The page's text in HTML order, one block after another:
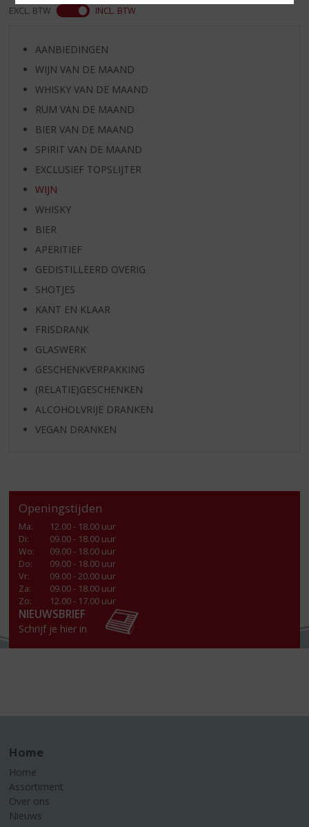
EXCL. BTW INCL. BTW
AANBIEDINGEN
WIJN VAN DE MAAND
WHISKY VAN DE MAAND
RUM VAN DE MAAND
BIER VAN DE MAAND
SPIRIT VAN DE MAAND
EXCLUSIEF TOPSLIJTER
WIJN
WHISKY
BIER
APERITIEF
GEDISTILLEERD OVERIG
SHOTJES
KANT EN KLAAR
FRISDRANK
GLASWERK
GESCHENKVERPAKKING
(RELATIE)GESCHENKEN
ALCOHOLVRIJE DRANKEN
VEGAN DRANKEN
Openingstijden
Ma:
12.00 - 18.00 uur
Di:
09.00 - 18.00 uur
Wo:
09.00 - 18.00 uur
Do:
09.00 - 18.00 uur
Vr:
09.00 - 20.00 uur
Za:
09.00 - 18.00 uur
Zo:
12.00 - 17.00 uur
NIEUWSBRIEF
Schrijf je hier in
Home
Home
Assortiment
Over ons
Nieuws